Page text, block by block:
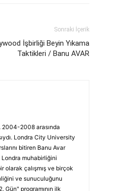
Sonraki İçerik
İşbirliği Beyin Yıkama
Taktikleri / Banu AVAR
2004-2008 arasında
Londra City University
bitiren Banu Avar
Londra muhabirliğini
olarak çalışmış ve birçok
ve sunuculuğunu
Gün" programının ilk